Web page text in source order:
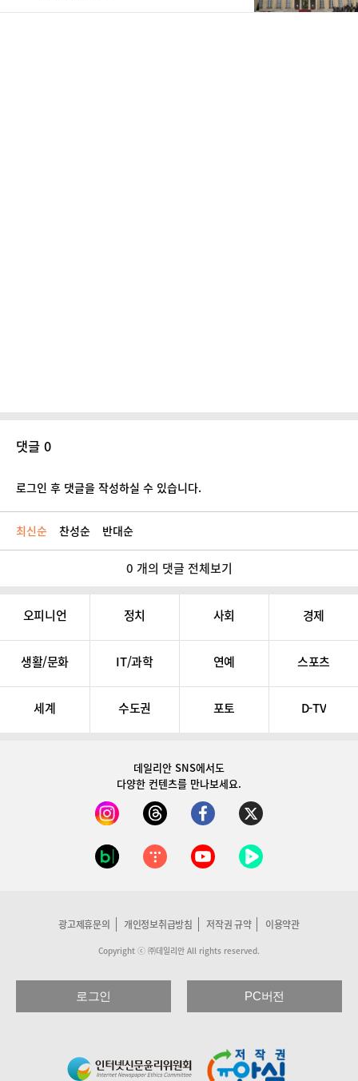
댓글 0
로그인 후 댓글을 작성하실 수 있습니다.
최신순 찬성순 반대순
0 개의 댓글 전체보기
오피니언 정치 사회 경제
생활/문화 IT/과학 연예 스포츠
세계 수도권 포토 D-TV
데일리안 SNS에서도
다양한 컨텐츠를 만나보세요.
광고제휴문의 개인정보취급방침 저작권 규약 이용약관
Copyright ⓒ ㈜데일리안 All rights reserved.
로그인 PC버전